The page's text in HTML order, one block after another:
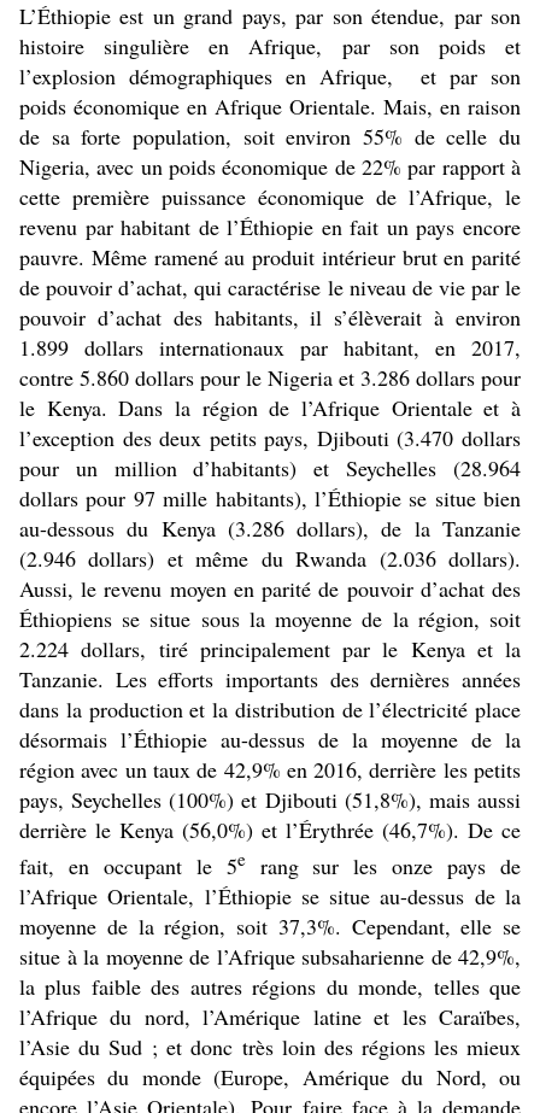
L’Éthiopie est un grand pays, par son étendue, par son
histoire singulière en Afrique, par son poids et
l’explosion démographiques en Afrique, et par son
poids économique en Afrique Orientale. Mais, en raison
de sa forte population, soit environ 55% de celle du
Nigeria, avec un poids économique de 22% par rapport à
cette première puissance économique de l’Afrique, le
revenu par habitant de l’Éthiopie en fait un pays encore
pauvre. Même ramené au produit intérieur brut en parité
de pouvoir d’achat, qui caractérise le niveau de vie par le
pouvoir d’achat des habitants, il s’élèverait à environ
1.899 dollars internationaux par habitant, en 2017,
contre 5.860 dollars pour le Nigeria et 3.286 dollars pour
le Kenya. Dans la région de l’Afrique Orientale et à
l’exception des deux petits pays, Djibouti (3.470 dollars
pour un million d’habitants) et Seychelles (28.964
dollars pour 97 mille habitants), l’Éthiopie se situe bien
au-dessous du Kenya (3.286 dollars), de la Tanzanie
(2.946 dollars) et même du Rwanda (2.036 dollars).
Aussi, le revenu moyen en parité de pouvoir d’achat des
Éthiopiens se situe sous la moyenne de la région, soit
2.224 dollars, tiré principalement par le Kenya et la
Tanzanie. Les efforts importants des dernières années
dans la production et la distribution de l’électricité place
désormais l’Éthiopie au-dessus de la moyenne de la
région avec un taux de 42,9% en 2016, derrière les petits
pays, Seychelles (100%) et Djibouti (51,8%), mais aussi
derrière le Kenya (56,0%) et l’Érythrée (46,7%). De ce
fait, en occupant le 5erang sur les onze pays de
l’Afrique Orientale, l’Éthiopie se situe au-dessus de la
moyenne de la région, soit 37,3%. Cependant, elle se
situe à la moyenne de l’Afrique subsaharienne de 42,9%,
la plus faible des autres régions du monde, telles que
l’Afrique du nord, l’Amérique latine et les Caraïbes,
l’Asie du Sud ; et donc très loin des régions les mieux
équipées du monde (Europe, Amérique du Nord, ou